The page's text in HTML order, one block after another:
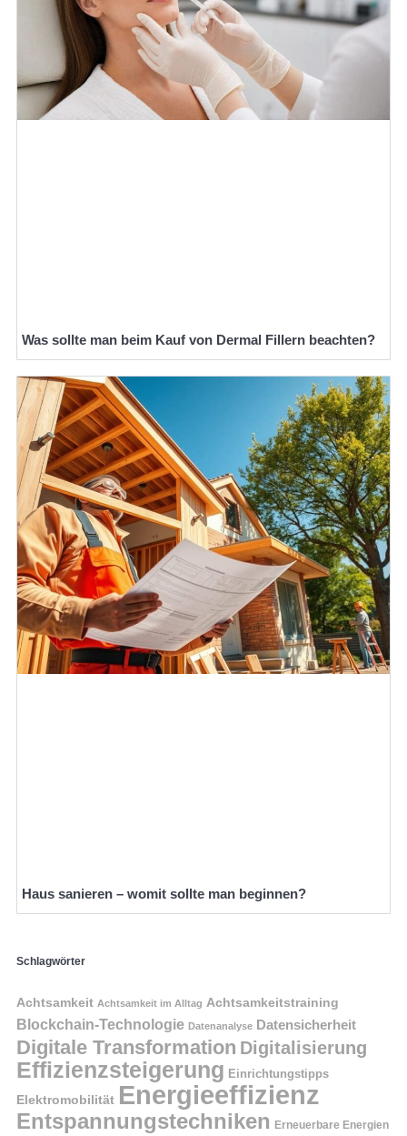
Was sollte man beim Kauf von Dermal Fillern beachten?
Haus sanieren – womit sollte man beginnen?
Schlagwörter
Achtsamkeit Achtsamkeit im Alltag Achtsamkeitstraining
Blockchain-Technologie Datenanalyse Datensicherheit
Digitale Transformation Digitalisierung
Effizienzsteigerung Einrichtungstipps
Elektromobilität Energieeffizienz
Entspannungstechniken Erneuerbare Energien